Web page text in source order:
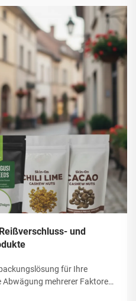
und
für Ihre
mehrerer Faktoren,